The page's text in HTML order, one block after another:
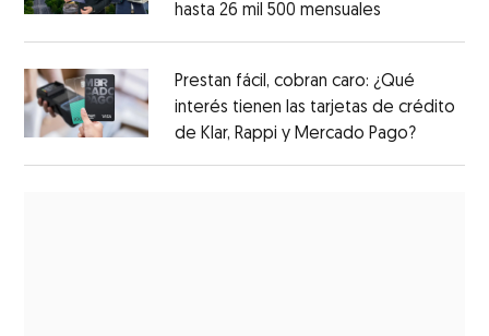
hasta 26 mil 500 mensuales
Prestan fácil, cobran caro: ¿Qué
interés tienen las tarjetas de crédito
de Klar, Rappi y Mercado Pago?